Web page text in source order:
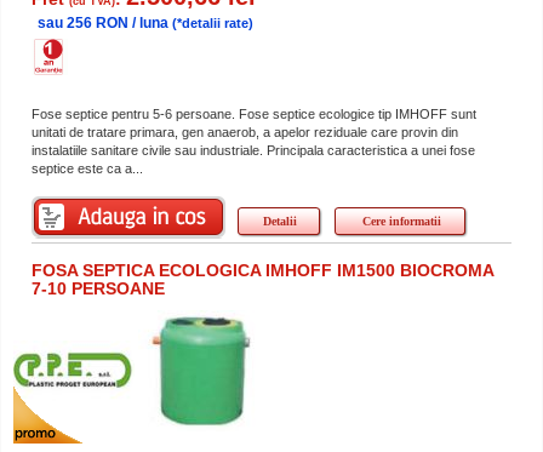
sau 256 RON / luna (*detalii rate)
Fose septice pentru 5-6 persoane. Fose septice ecologice tip IMHOFF sunt
unitati de tratare primara, gen anaerob, a apelor reziduale care provin din
instalatiile sanitare civile sau industriale. Principala caracteristica a unei fose
septice este ca a...
Detalii Cere informatii
FOSA SEPTICA ECOLOGICA IMHOFF IM1500 BIOCROMA
7-10 PERSOANE